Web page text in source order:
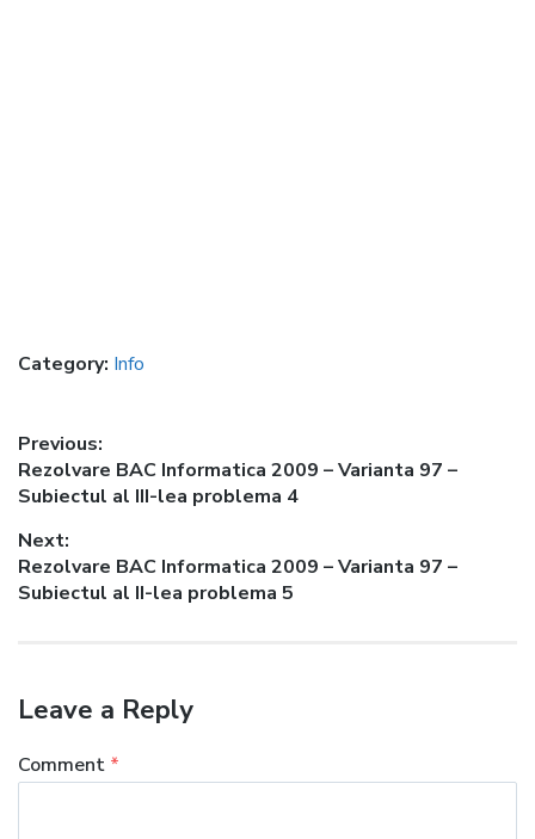
Category: Info
Post
navigation
Previous:
Previous
post:
Rezolvare BAC Informatica 2009 – Varianta 97 –
Subiectul al III-lea problema 4
Next:
Next
post:
Rezolvare BAC Informatica 2009 – Varianta 97 –
Subiectul al II-lea problema 5
Leave a Reply
Comment *